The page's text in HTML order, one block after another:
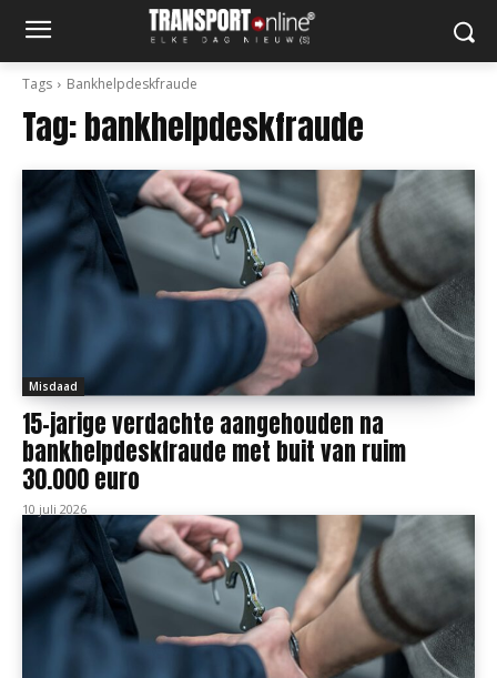
Tags Bankhelpdeskfraude
Tag:bankhelpdeskfraude
Misdaad
15-jarige verdachte aangehouden na
bankhelpdeskfraude met buit van ruim
30.000 euro
10 juli 2026